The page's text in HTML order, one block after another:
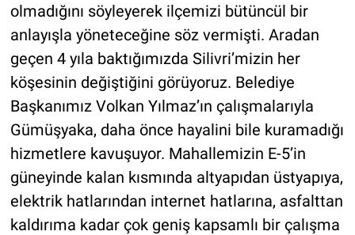
olmadığını söyleyerek ilçemizi bütüncül bir
anlayışla yöneteceğine söz vermişti. Aradan
geçen 4 yıla baktığımızda Silivri’mizin her
köşesinin değiştiğini görüyoruz. Belediye
Başkanımız Volkan Yılmaz’ın çalışmalarıyla
Gümüşyaka, daha önce hayalini bile kuramadığı
hizmetlere kavuşuyor. Mahallemizin E-5’in
güneyinde kalan kısmında altyapıdan üstyapıya,
elektrik hatlarından internet hatlarına, asfalttan
kaldırıma kadar çok geniş kapsamlı bir çalışma